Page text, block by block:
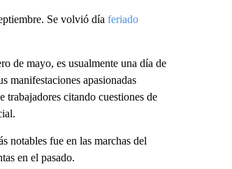
Se volvió día feriado
de mayo, es usualmente una día de
manifestaciones apasionadas
citando cuestiones de
notables fue en las marchas del
en el pasado.